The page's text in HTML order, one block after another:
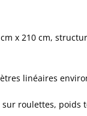
x 210 cm,
linéaires
sur roulettes, poids